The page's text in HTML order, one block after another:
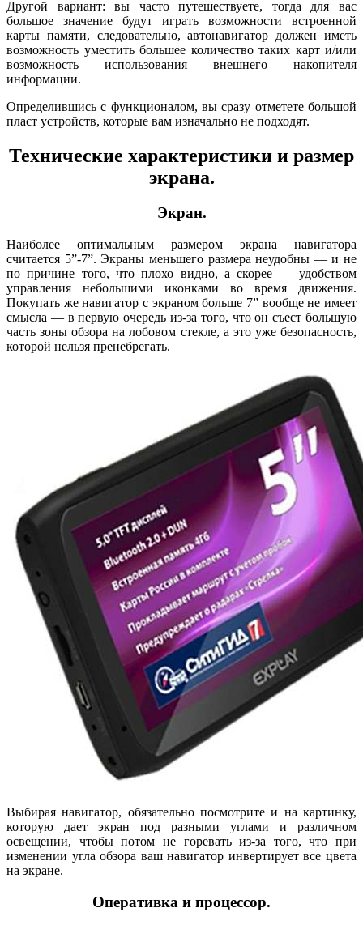
Другой вариант: вы часто путешествуете, тогда для вас
большое значение будут играть возможности встроенной
карты памяти, следовательно, автонавигатор должен иметь
возможность уместить большее количество таких карт и/или
возможность использования внешнего накопителя
информации.
Определившись с функционалом, вы сразу отметете большой
пласт устройств, которые вам изначально не подходят.
Технические характеристики и размер
экрана.
Экран.
Наиболее оптимальным размером экрана навигатора
считается 5”-7”. Экраны меньшего размера неудобны — и не
по причине того, что плохо видно, а скорее — удобством
управления небольшими иконками во время движения.
Покупать же навигатор с экраном больше 7” вообще не имеет
смысла — в первую очередь из-за того, что он съест большую
часть зоны обзора на лобовом стекле, а это уже безопасность,
которой нельзя пренебрегать.
Выбирая навигатор, обязательно посмотрите и на картинку,
которую дает экран под разными углами и различном
освещении, чтобы потом не горевать из-за того, что при
изменении угла обзора ваш навигатор инвертирует все цвета
на экране.
Оперативка и процессор.